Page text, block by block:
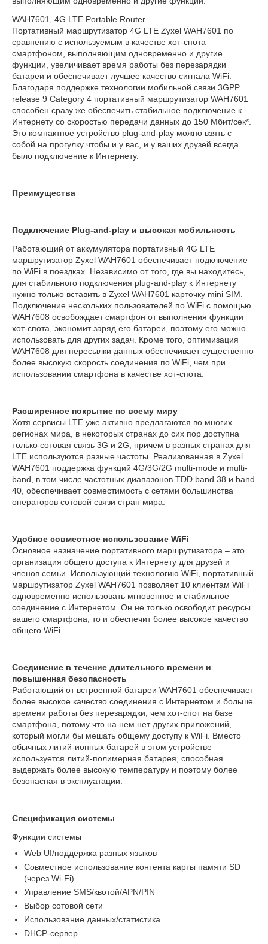
WAH7601, 4G LTE Portable Router
Портативный маршрутизатор 4G LTE Zyxel WAH7601 по
сравнению с используемым в качестве хот-спота
смартфоном, выполняющим одновременно и другие
функции, увеличивает время работы без перезарядки
батареи и обеспечивает лучшее качество сигнала WiFi.
Благодаря поддержке технологии мобильной связи 3GPP
release 9 Category 4 портативный маршрутизатор WAH7601
способен сразу же обеспечить стабильное подключение к
Интернету со скоростью передачи данных до 150 Мбит/сек*.
Это компактное устройство plug-and-play можно взять с
собой на прогулку чтобы и у вас, и у ваших друзей всегда
было подключение к Интернету.
Преимущества
Подключение Plug-and-play и высокая мобильность
Работающий от аккумулятора портативный 4G LTE
маршрутизатор Zyxel WAH7601 обеспечивает подключение
по WiFi в поездках. Независимо от того, где вы находитесь,
для стабильного подключения plug-and-play к Интернету
нужно только вставить в Zyxel WAH7601 карточку mini SIM.
Подключение нескольких пользователей по WiFi с помощью
WAH7608 освобождает смартфон от выполнения функции
хот-спота, экономит заряд его батареи, поэтому его можно
использовать для других задач. Кроме того, оптимизация
WAH7608 для пересылки данных обеспечивает существенно
более высокую скорость соединения по WiFi, чем при
использовании смартфона в качестве хот-спота.
Расширенное покрытие по всему миру
Хотя сервисы LTE уже активно предлагаются во многих
регионах мира, в некоторых странах до сих пор доступна
только сотовая связь 3G и 2G, причем в разных странах для
LTE используются разные частоты. Реализованная в Zyxel
WAH7601 поддержка функций 4G/3G/2G multi-mode и multi-
band, в том числе частотных диапазонов TDD band 38 и band
40, обеспечивает совместимость с сетями большинства
операторов сотовой связи стран мира.
Удобное совместное использование WiFi
Основное назначение портативного маршрутизатора – это
организация общего доступа к Интернету для друзей и
членов семьи. Использующий технологию WiFi, портативный
маршрутизатор Zyxel WAH7601 позволяет 10 клиентам WiFi
одновременно использовать мгновенное и стабильное
соединение с Интернетом. Он не только освободит ресурсы
вашего смартфона, то и обеспечит более высокое качество
общего WiFi.
Соединение в течение длительного времени и
повышенная безопасность
Работающий от встроенной батареи WAH7601 обеспечивает
более высокое качество соединения с Интернетом и больше
времени работы без перезарядки, чем хот-спот на базе
смартфона, потому что на нем нет других приложений,
который могли бы мешать общему доступу к WiFi. Вместо
обычных литий-ионных батарей в этом устройстве
используется литий-полимерная батарея, способная
выдержать более высокую температуру и поэтому более
безопасная в эксплуатации.
Спецификация системы
Функции системы
Web UI/поддержка разных языков
Совместное использование контента карты памяти SD
(через Wi-Fi)
Управление SMS/квотой/APN/PIN
Выбор сотовой сети
Использование данных/статистика
DHCP-сервер